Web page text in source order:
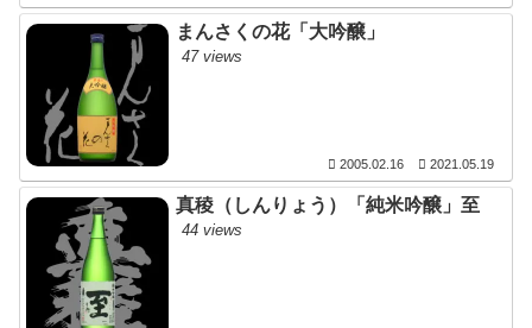
まんさくの花「大吟醸」
47 views
2005.02.16 2021.05.19
真稜（しんりょう）「純米吟醸」至
44 views